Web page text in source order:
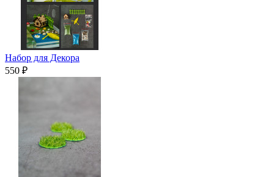
Набор для Декора
550 ₽